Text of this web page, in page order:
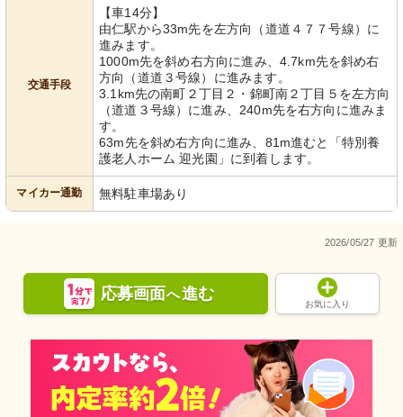
交通手段
【車14分】
由仁駅から33m先を左方向（道道４７７号線）に
進みます。
1000m先を斜め右方向に進み、4.7km先を斜め右
方向（道道３号線）に進みます。
3.1km先の南町２丁目２・錦町南２丁目５を左方向
（道道３号線）に進み、240m先を右方向に進みま
す。
63m先を斜め右方向に進み、81m進むと「特別養
護老人ホーム 迎光園」に到着します。
マイカー通勤 無料駐車場あり
2026/05/27 更新
応募画面へ進む
お気に入り